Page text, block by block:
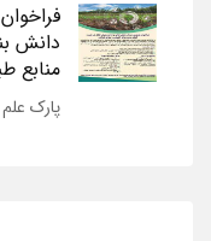
دانش
منابع
پارک